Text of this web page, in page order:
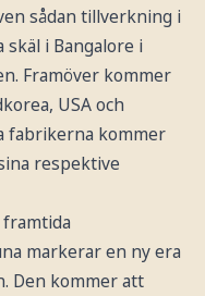
sådan tillverkning i
skäl i Bangalore i
Framöver kommer
USA och
fabrikerna kommer
respektive
markerar en ny era
Den kommer att